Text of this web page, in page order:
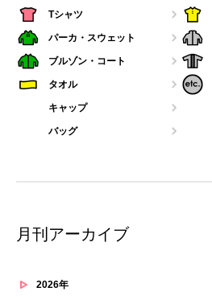
Tシャツ
パーカ・スウェット
ブルゾン・コート
タオル
キャップ
バッグ
月刊アーカイブ
2026年